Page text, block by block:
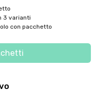
3 varianti
con pacchetto